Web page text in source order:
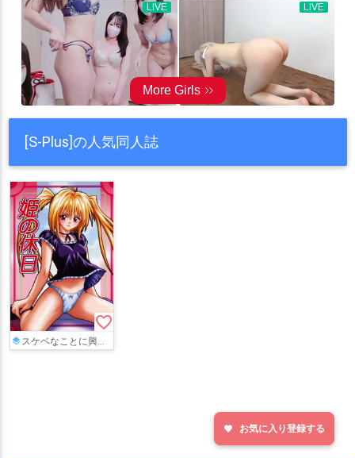
[S-Plus]の人気同人誌
favorite_border
スケベなことに興味津々のイヴはリンスにオナニーを目撃されると…ペニバンを使って気持ちいい事をご教授される!!
favorite お気に入り登録する